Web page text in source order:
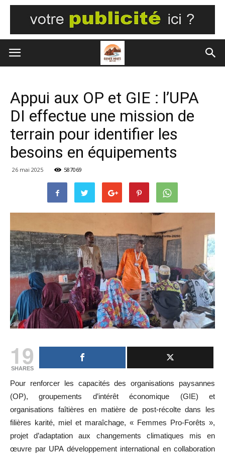
Appui aux OP et GIE : l’UPA
DI effectue une mission de
terrain pour identifier les
besoins en équipements
26 mai 2025 587069
19
SHARES
Pour renforcer les capacités des organisations paysannes
(OP), groupements d’intérêt économique (GIE) et
organisations faîtières en matière de post-récolte dans les
filières karité, miel et maraîchage, « Femmes Pro-Forêts »,
projet d’adaptation aux changements climatiques mis en
œuvre par UPA développement international en collaboration